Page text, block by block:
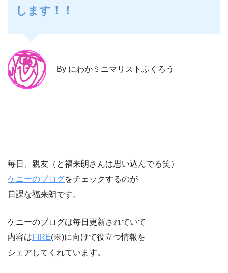
します！！
By にわかミニマリストふくろう
毎日、親友（と福来朗さんは思い込んでる笑）
ケニーのブログをチェックするのが
日課な福来朗です。
ケニーのブログは毎日更新されていて
内容はFIRE(※)に向けて役立つ情報を
シェアしてくれています。